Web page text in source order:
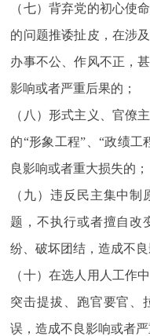
（七）背弃党的初心使
的问题推诿扯皮，在涉
办事不公、作风不正，
影响或者严重后果的；
（八）形式主义、官僚
的“形象工程”、“政绩
良影响或者重大损失的；
（九）违反民主集中
题，不执行或者擅自改
纷、破坏团结，造成不
（十）在选人用人工作
突击提拔、跑官要官、
误，造成不良影响或者严